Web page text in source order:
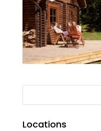
Locations